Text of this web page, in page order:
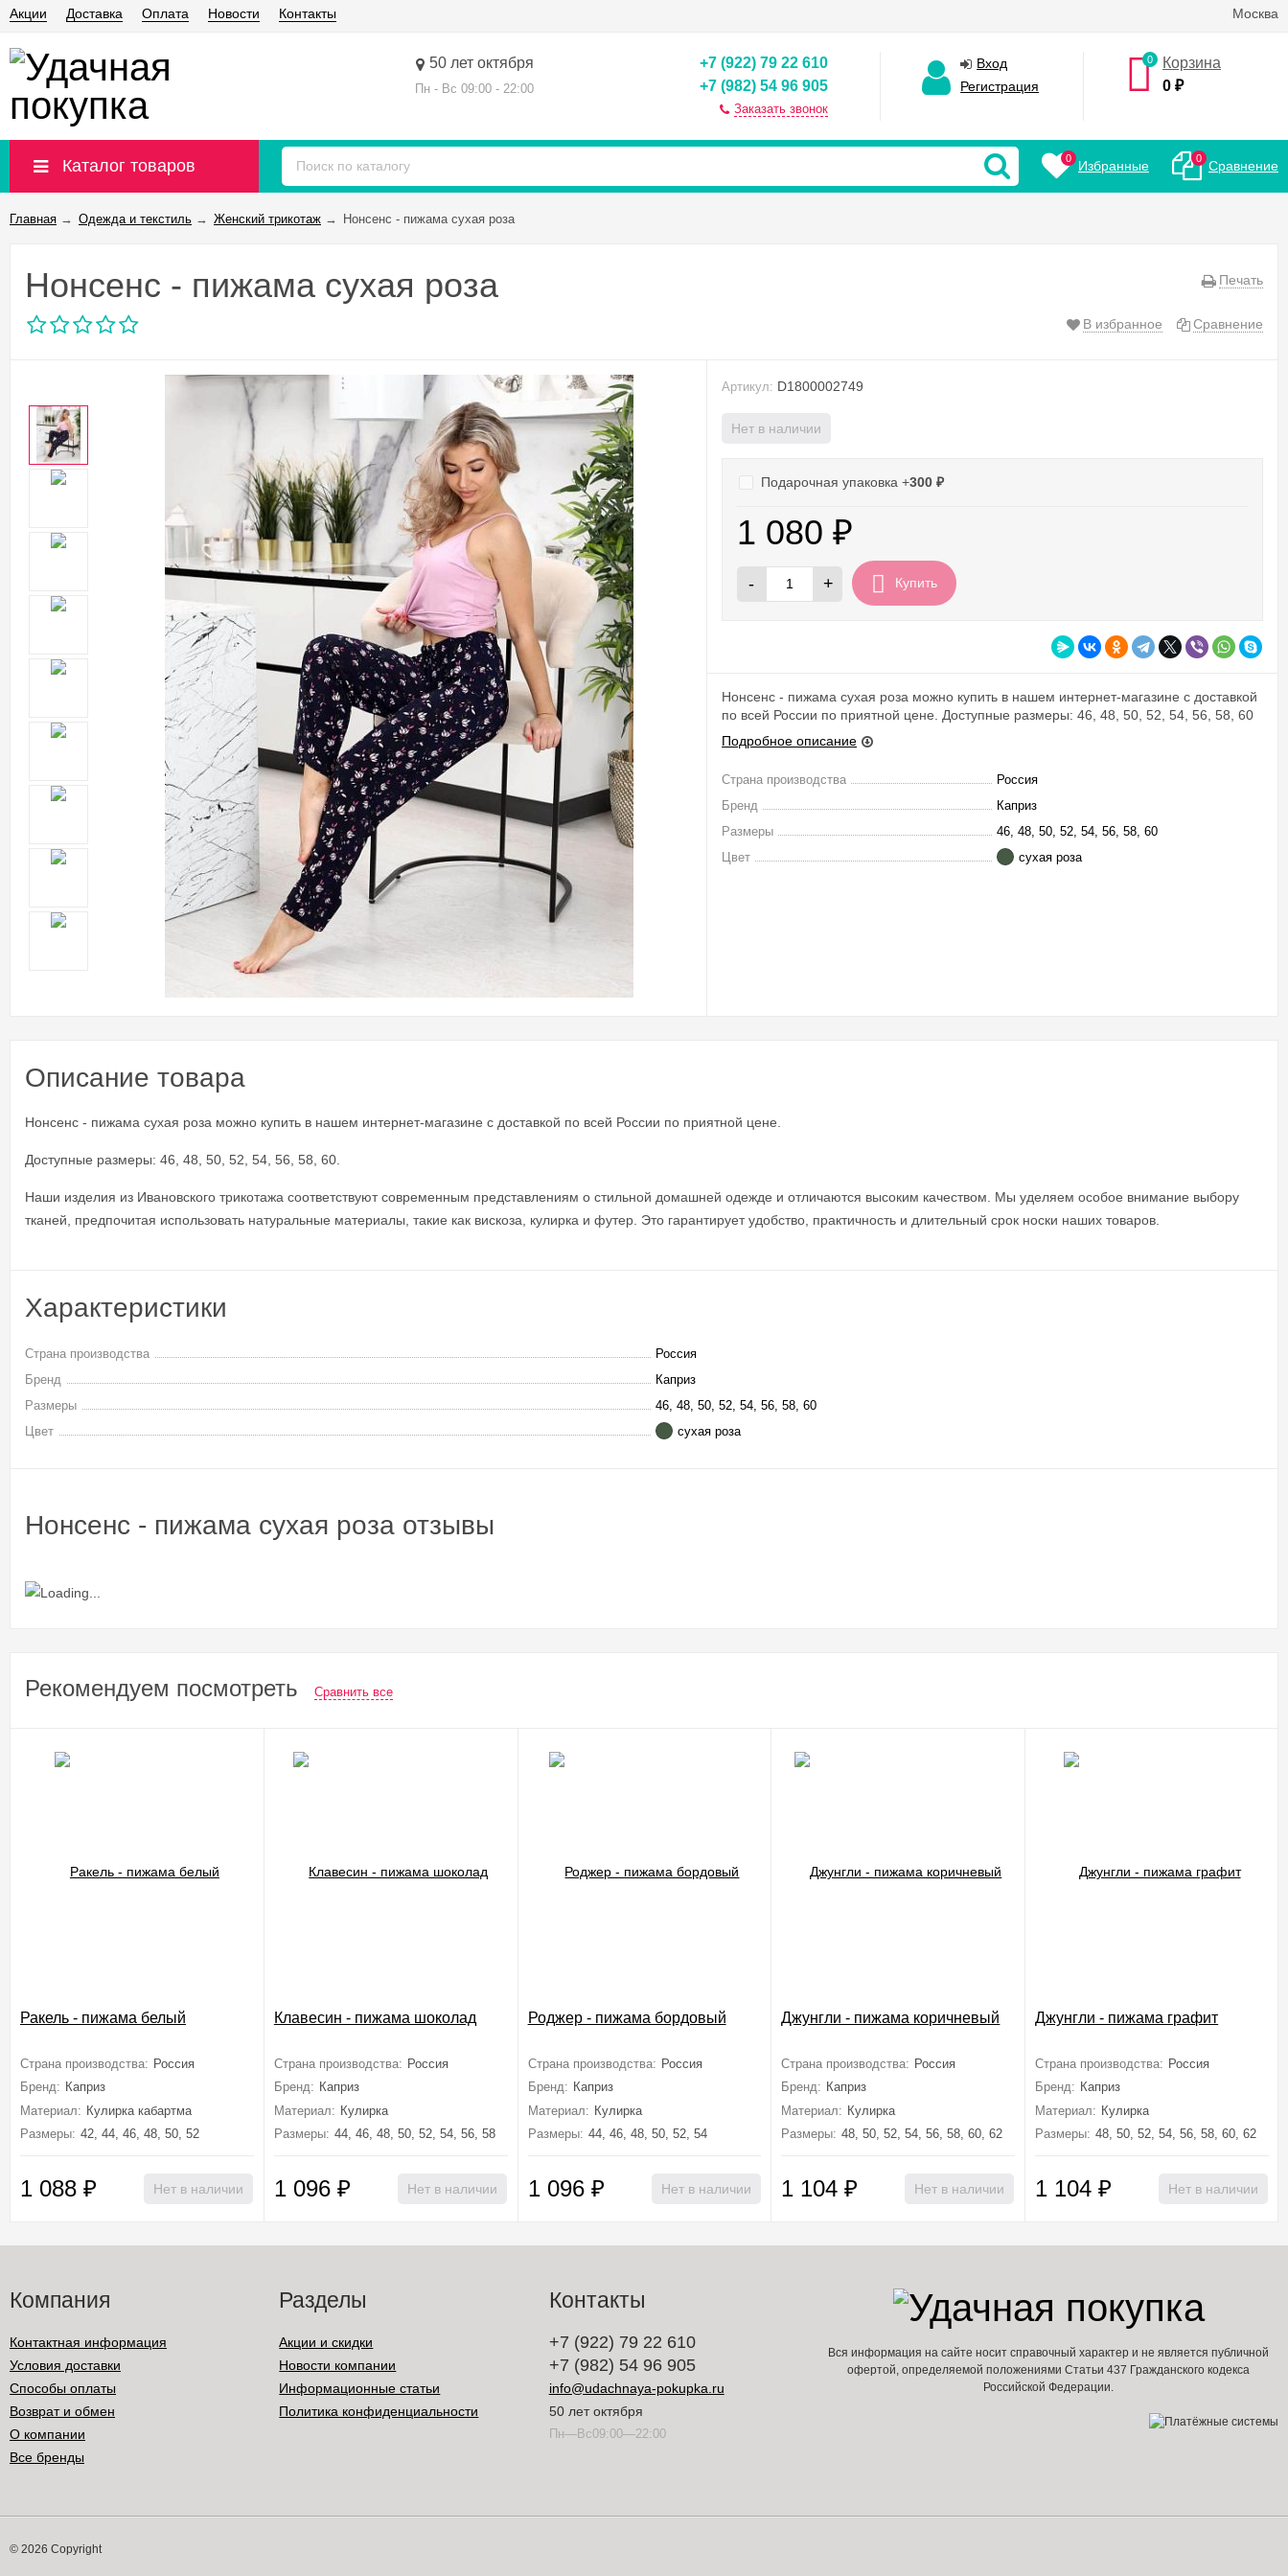
Москва
Акции Доставка Оплата Новости Контакты
50 лет октября
Пн - Вс 09:00 - 22:00
+7 (922) 79 22 610
+7 (982) 54 96 905
Заказать звонок
Вход
Регистрация
0
Корзина
0₽
Каталог товаров 0 Избранные 0 Сравнение
Главная → Одежда и текстиль → Женский трикотаж → Нонсенс - пижама сухая роза
Печать
Нонсенс - пижама сухая роза
В избранное Сравнение
Артикул: D1800002749
Нет в наличии
Подарочная упаковка +300₽
1 080₽
- + Купить
Нонсенс - пижама сухая роза можно купить в нашем интернет-магазине с доставкой
по всей России по приятной цене. Доступные размеры: 46, 48, 50, 52, 54, 56, 58, 60
Подробное описание
Страна производства
Россия
Бренд
Каприз
Размеры
46, 48, 50, 52, 54, 56, 58, 60
Цвет
сухая роза
Описание товара
Нонсенс - пижама сухая роза можно купить в нашем интернет-магазине с доставкой по всей России по приятной цене.
Доступные размеры: 46, 48, 50, 52, 54, 56, 58, 60.
Наши изделия из Ивановского трикотажа соответствуют современным представлениям о стильной домашней одежде и отличаются высоким качеством. Мы уделяем особое внимание выбору
тканей, предпочитая использовать натуральные материалы, такие как вискоза, кулирка и футер. Это гарантирует удобство, практичность и длительный срок носки наших товаров.
Характеристики
Страна производства
Россия
Бренд
Каприз
Размеры
46, 48, 50, 52, 54, 56, 58, 60
Цвет
сухая роза
Нонсенс - пижама сухая роза отзывы
Рекомендуем посмотреть Сравнить все
Ракель - пижама белый
Страна производства: Россия
Бренд: Каприз
Материал: Кулирка кабартма
Размеры: 42, 44, 46, 48, 50, 52
1 088 ₽ Нет в наличии
Клавесин - пижама шоколад
Страна производства: Россия
Бренд: Каприз
Материал: Кулирка
Размеры: 44, 46, 48, 50, 52, 54, 56, 58
1 096 ₽ Нет в наличии
Роджер - пижама бордовый
Страна производства: Россия
Бренд: Каприз
Материал: Кулирка
Размеры: 44, 46, 48, 50, 52, 54
1 096 ₽ Нет в наличии
Джунгли - пижама коричневый
Страна производства: Россия
Бренд: Каприз
Материал: Кулирка
Размеры: 48, 50, 52, 54, 56, 58, 60, 62
1 104₽ Нет в наличии
Джунгли - пижама графит
Страна производства: Россия
Бренд: Каприз
Материал: Кулирка
Размеры: 48, 50, 52, 54, 56, 58, 60, 62
1 104₽ Нет в наличии
Компания
Контактная информация
Условия доставки
Способы оплаты
Возврат и обмен
О компании
Все бренды
Разделы
Акции и скидки
Новости компании
Информационные статьи
Политика конфиденциальности
Контакты
+7 (922) 79 22 610
+7 (982) 54 96 905
info@udachnaya-pokupka.ru
50 лет октября
Пн—Вс09:00—22:00
Вся информация на сайте носит справочный характер и не является публичной
офертой, определяемой положениями Статьи 437 Гражданского кодекса
Российской Федерации.
© 2026 Copyright